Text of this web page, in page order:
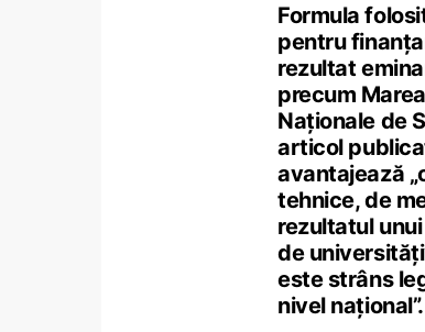
Formula
pentru
rezultat
precum
Naționale de
articol
avantajează
tehnice, de
rezultatul
de
este strâns
nivel național”.